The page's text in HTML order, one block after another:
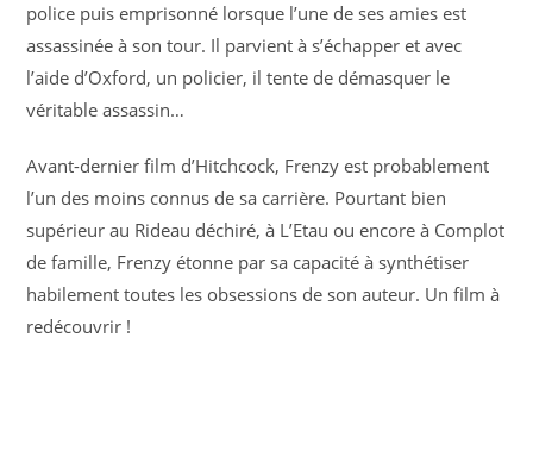
police puis emprisonné lorsque l’une de ses amies est
assassinée à son tour. Il parvient à s’échapper et avec
l’aide d’Oxford, un policier, il tente de démasquer le
véritable assassin…
Avant-dernier film d’Hitchcock, Frenzy est probablement
l’un des moins connus de sa carrière. Pourtant bien
supérieur au Rideau déchiré, à L’Etau ou encore à Complot
de famille, Frenzy étonne par sa capacité à synthétiser
habilement toutes les obsessions de son auteur. Un film à
redécouvrir !